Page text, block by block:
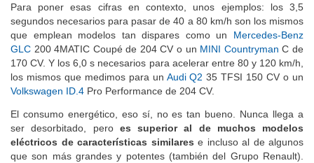
Para poner esas cifras en contexto, unos ejemplos: los 3,5
segundos necesarios para pasar de 40 a 80 km/h son los mismos
que emplean modelos tan dispares como un Mercedes-Benz
GLC 200 4MATIC Coupé de 204 CV o un MINI Countryman C de
170 CV. Y los 6,0 s necesarios para acelerar entre 80 y 120 km/h,
los mismos que medimos para un Audi Q2 35 TFSI 150 CV o un
Volkswagen ID.4 Pro Performance de 204 CV.
El consumo energético, eso sí, no es tan bueno. Nunca llega a
ser desorbitado, pero es superior al de muchos modelos
eléctricos de características similares e incluso al de algunos
que son más grandes y potentes (también del Grupo Renault).